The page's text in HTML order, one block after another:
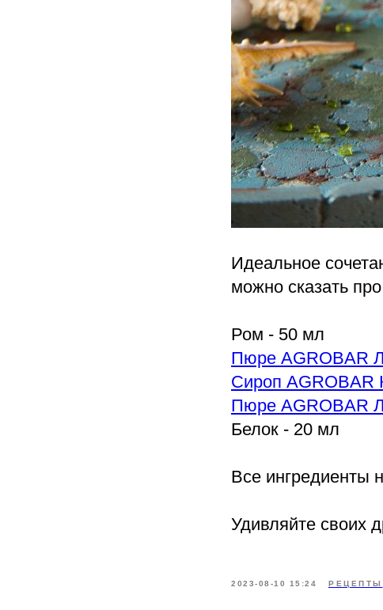
Идеальное
можно сказать
Ром - 50 мл
Пюре AGROBAR
Сироп AGROBAR
Пюре AGROBAR
Белок - 20 мл
Все ингредиенты
Удивляйте своих
2023-08-10 15:24 РЕЦЕПТЫ